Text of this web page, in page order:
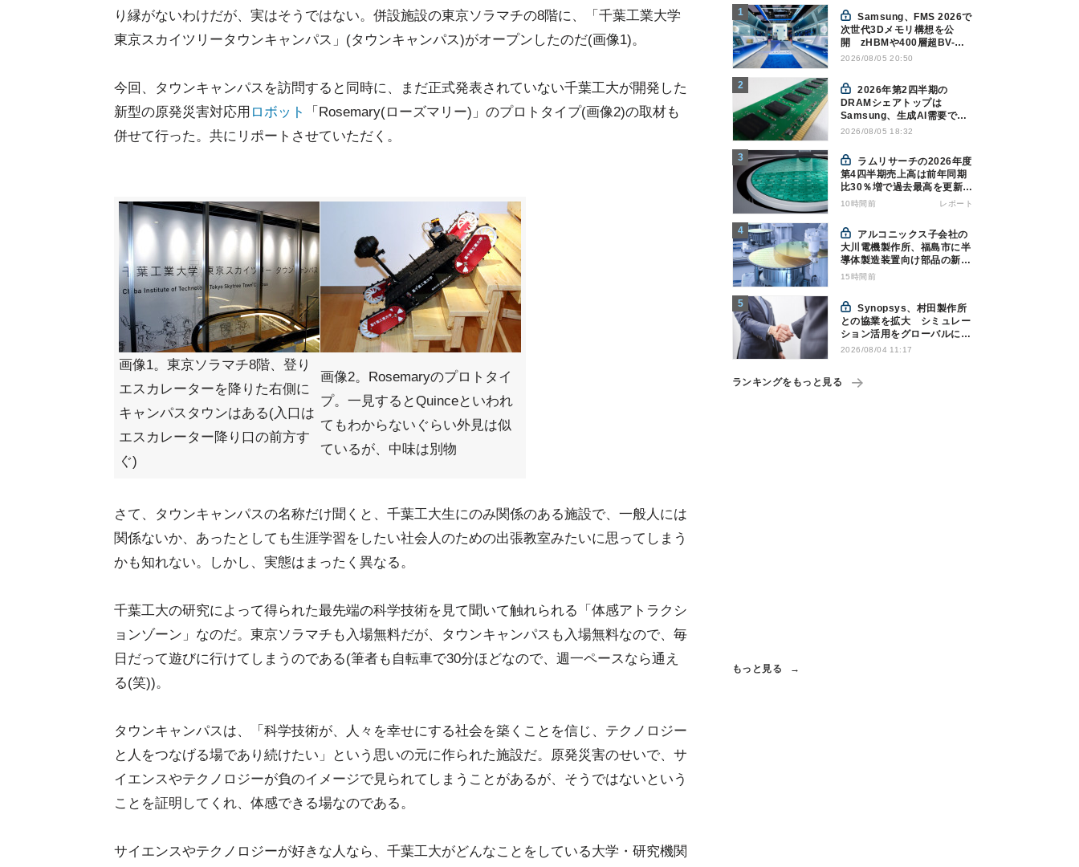
り縁がないわけだが、実はそうではない。併設施設の東京ソラマチの8階に、「千葉工業大学
東京スカイツリータウンキャンパス」(タウンキャンパス)がオープンしたのだ(画像1)。
今回、タウンキャンパスを訪問すると同時に、まだ正式発表されていない千葉工大が開発した
新型の原発災害対応用 ロボット
「Rosemary(ローズマリー)」のプロトタイプ(画像2)の取材も
併せて行った。共にリポートさせていただく。
画像1。東京ソラマチ8階、登り
エスカレーターを降りた右側に
キャンパスタウンはある(入口は
エスカレーター降り口の前方す
ぐ)
画像2。Rosemaryのプロトタイ
プ。一見するとQuinceといわれ
てもわからないぐらい外見は似
ているが、中味は別物
さて、タウンキャンパスの名称だけ聞くと、千葉工大生にのみ関係のある施設で、一般人には
関係ないか、あったとしても生涯学習をしたい社会人のための出張教室みたいに思ってしまう
かも知れない。しかし、実態はまったく異なる。
千葉工大の研究によって得られた最先端の科学技術を見て聞いて触れられる「体感アトラクシ
ョンゾーン」なのだ。東京ソラマチも入場無料だが、タウンキャンパスも入場無料なので、毎
日だって遊びに行けてしまうのである(筆者も自転車で30分ほどなので、週一ペースなら通え
る(笑))。
タウンキャンパスは、「科学技術が、人々を幸せにする社会を築くことを信じ、テクノロジー
と人をつなげる場であり続けたい」という思いの元に作られた施設だ。原発災害のせいで、サ
イエンスやテクノロジーが負のイメージで見られてしまうことがあるが、そうではないという
ことを証明してくれ、体感できる場なのである。
サイエンスやテクノロジーが好きな人なら、千葉工大がどんなことをしている大学・研究機関
Samsung、FMS 2026で
次世代3Dメモリ構想を公
開 zHBMや400層超BV-
NANDを披露
2026/08/05 20:50
2026年第2四半期の
DRAMシェアトップは
Samsung、生成AI需要で競
争構図に変化
2026/08/05 18:32
第4四半期売上高は前年同期
比30％増で過去最高を更新、
NAND関連が好調
10時間前 レポート
大川電機製作所、福島市に半
導体製造装置向け部品の新工
場建設を決定
15時間前
Synopsys、村田製作所
との協業を拡大 シミュレー
ション活用をグローバルに支
援
2026/08/04 11:17
ランキングをもっと見る
もっと見る